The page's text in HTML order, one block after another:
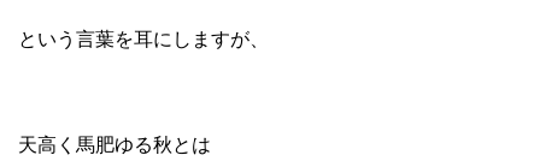
という言葉を耳にしますが、
天高く馬肥ゆる秋とは